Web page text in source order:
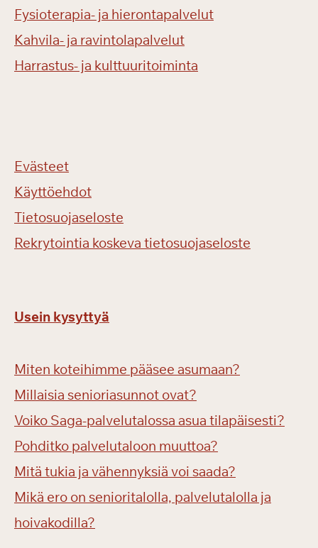
Fysioterapia- ja hierontapalvelut
Kahvila- ja ravintolapalvelut
Harrastus- ja kulttuuritoiminta
Evästeet
Käyttöehdot
Tietosuojaseloste
Rekrytointia koskeva tietosuojaseloste
Usein kysyttyä
Miten koteihimme pääsee asumaan?
Millaisia senioriasunnot ovat?
Voiko Saga-palvelutalossa asua tilapäisesti?
Pohditko palvelutaloon muuttoa?
Mitä tukia ja vähennyksiä voi saada?
Mikä ero on senioritalolla, palvelutalolla ja
hoivakodilla?